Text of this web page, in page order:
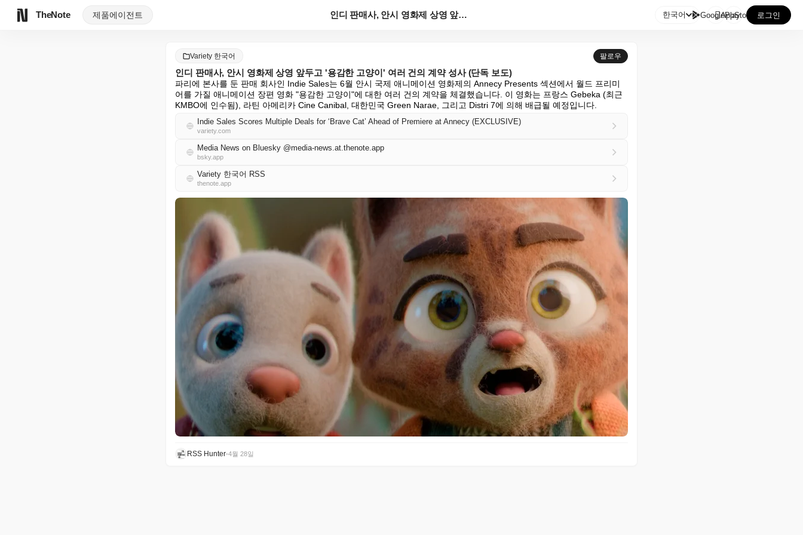
TheNote 제품에이전트 인디 판매사, 안시 영화제 상영 앞두고 '용감한 고양이... 한국어 GooglePlay
AppStore 로그인
Variety 한국어 팔로우
인디 판매사, 안시 영화제 상영 앞두고 '용감한 고양이' 여러 건의 계약 성사 (단독 보도)
파리에 본사를 둔 판매 회사인 Indie Sales는 6월 안시 국제 애니메이션 영화제의 Annecy Presents 섹션에서 월드 프리미
어를 가질 애니메이션 장편 영화 "용감한 고양이"에 대한 여러 건의 계약을 체결했습니다. 이 영화는 프랑스 Gebeka (최근
KMBO에 인수됨), 라틴 아메리카 Cine Canibal, 대한민국 Green Narae, 그리고 Distri 7에 의해 배급될 예정입니다.
Indie Sales Scores Multiple Deals for ‘Brave Cat’ Ahead of Premiere at Annecy (EXCLUSIVE)
variety.com
Media News on Bluesky @media-news.at.thenote.app
bsky.app
Variety 한국어 RSS
thenote.app
RSS Hunter•4월 28일